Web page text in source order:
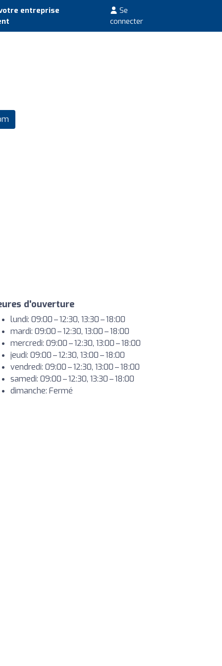
entreprise
Se
connecter
d'ouverture
lundi: 09:00 – 12:30, 13:30 – 18:00
mardi: 09:00 – 12:30, 13:00 – 18:00
mercredi: 09:00 – 12:30, 13:00 – 18:00
jeudi: 09:00 – 12:30, 13:00 – 18:00
vendredi: 09:00 – 12:30, 13:00 – 18:00
samedi: 09:00 – 12:30, 13:30 – 18:00
dimanche: Fermé